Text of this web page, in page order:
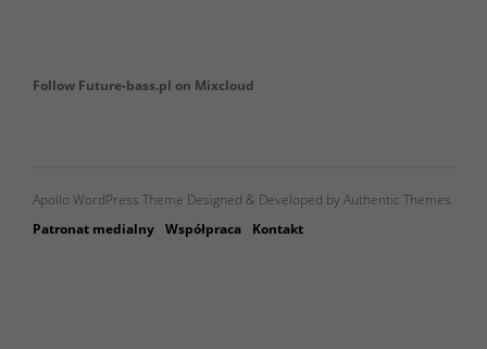
Follow Future-bass.pl on Mixcloud
Apollo WordPress Theme Designed & Developed by Authentic Themes
Patronat medialny Współpraca Kontakt